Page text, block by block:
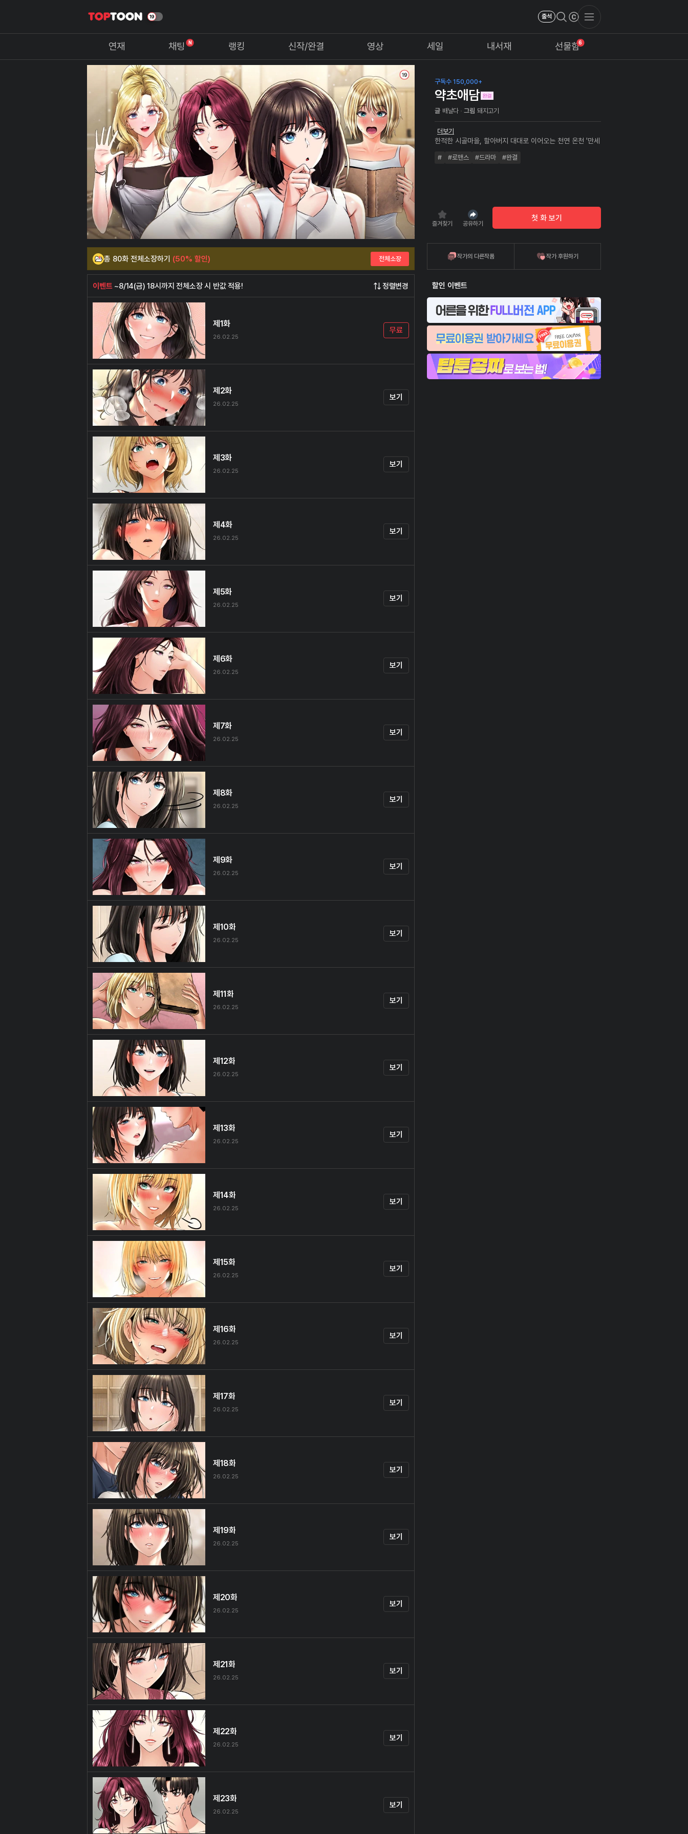
출석
연재 채팅 N 랭킹 신작/완결 영상 세일 내서재 6
선물함
구독수 150,000+
약초애담
글 배날다 그림 돼지고기
더보기
한적한 시골마을, 할아버지 대대로 이어오는 천연 온천 '만세
호'는 유일한 직원인 옆집 누나 '세정'과 남아 대청소를 하게
# #로맨스 #드라마 #완결
즐겨찾기 공유하기
첫 화 보기
작가의 다른작품 작가 후원하기
할인 이벤트
총 80화 전체소장하기 (50% 할인) 전체소장
이벤트 ~8/14(금) 18시까지 전체소장 시 반값 적용! 정렬변경
제1화
26.02.25
무료
제2화
26.02.25
보기
제3화
26.02.25
보기
제4화
26.02.25
보기
제5화
26.02.25
보기
제6화
26.02.25
보기
제7화
26.02.25
보기
제8화
26.02.25
보기
제9화
26.02.25
보기
제10화
26.02.25
보기
제11화
26.02.25
보기
제12화
26.02.25
보기
제13화
26.02.25
보기
제14화
26.02.25
보기
제15화
26.02.25
보기
제16화
26.02.25
보기
제17화
26.02.25
보기
제18화
26.02.25
보기
제19화
26.02.25
보기
제20화
26.02.25
보기
제21화
26.02.25
보기
제22화
26.02.25
보기
제23화
26.02.25
보기